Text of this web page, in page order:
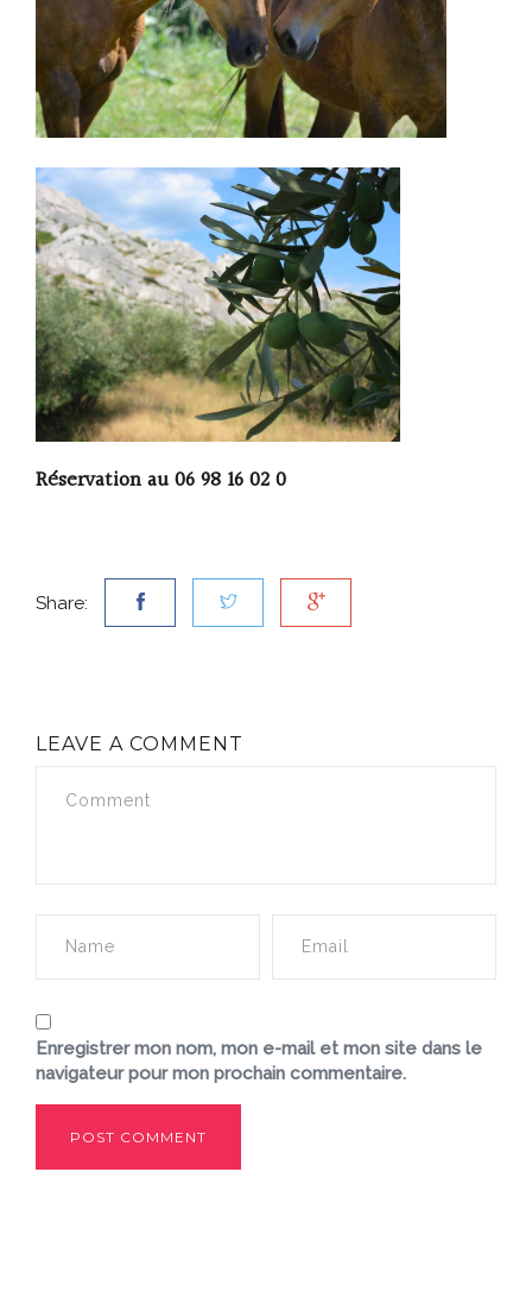
Réservation au 06 98 16 02 0
Share:
LEAVE A COMMENT
Enregistrer mon nom, mon e-mail et mon site dans le
navigateur pour mon prochain commentaire.